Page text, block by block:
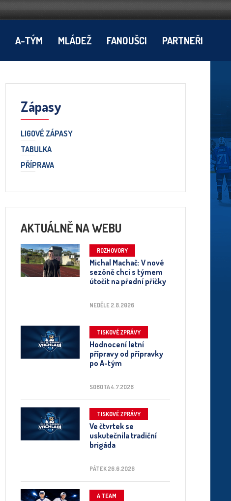
A-TÝM MLÁDEŽ FANOUŠCI PARTNEŘI
Zápasy
LIGOVÉ ZÁPASY
TABULKA
PŘÍPRAVA
AKTUÁLNĚ NA WEBU
ROZHOVORY
Michal Machač: V nové
sezóně chci s týmem
útočit na přední příčky
NEDĚLE 2.8.2026
TISKOVÉ ZPRÁVY
Hodnocení letní
přípravy od přípravky
po A-tým
SOBOTA 4.7.2026
TISKOVÉ ZPRÁVY
Ve čtvrtek se
uskutečnila tradiční
brigáda
PÁTEK 26.6.2026
A TEAM